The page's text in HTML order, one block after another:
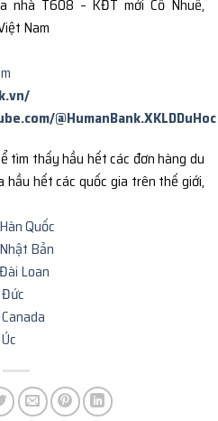
nhà T608 – KĐT mới Cổ Nhuế,
Nam
@HumanBank.XKLDDuHoc
tìm thấy hầu hết các đơn hàng du
hầu hết các quốc gia trên thế giới,
Quốc
Bản
Loan